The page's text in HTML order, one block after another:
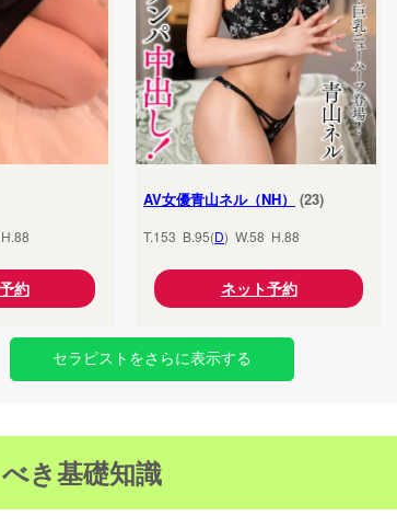
約
AV女優青山ネル（NH） (23)
T.153 B.95(D) W.58 H.88
ネット予約
セラピストをさらに表示する
き基礎知識